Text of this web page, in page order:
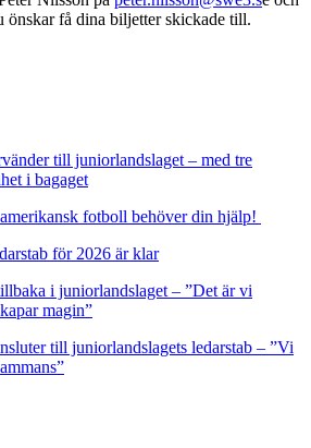
önskar få dina biljetter skickade till.
till juniorlandslaget – med tre
i bagaget
fotboll behöver din hjälp!
för 2026 är klar
i juniorlandslaget – ”Det är vi
magin”
till juniorlandslagets ledarstab – ”Vi